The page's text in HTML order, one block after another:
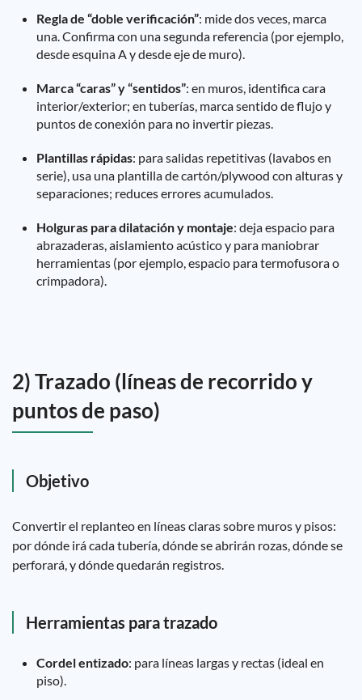
Regla de “doble verificación”: mide dos veces, marca
una. Confirma con una segunda referencia (por ejemplo,
desde esquina A y desde eje de muro).
Marca “caras” y “sentidos”: en muros, identifica cara
interior/exterior; en tuberías, marca sentido de flujo y
puntos de conexión para no invertir piezas.
Plantillas rápidas: para salidas repetitivas (lavabos en
serie), usa una plantilla de cartón/plywood con alturas y
separaciones; reduces errores acumulados.
Holguras para dilatación y montaje: deja espacio para
abrazaderas, aislamiento acústico y para maniobrar
herramientas (por ejemplo, espacio para termofusora o
crimpadora).
2) Trazado (líneas de recorrido y
puntos de paso)
Objetivo
Convertir el replanteo en líneas claras sobre muros y pisos:
por dónde irá cada tubería, dónde se abrirán rozas, dónde se
perforará, y dónde quedarán registros.
Herramientas para trazado
Cordel entizado: para líneas largas y rectas (ideal en
piso).